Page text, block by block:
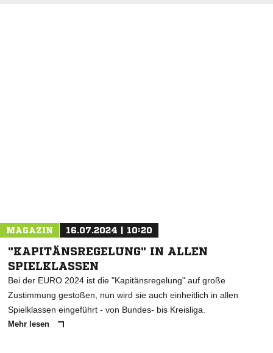
MAGAZIN 16.07.2024 | 10:20
"KAPITÄNSREGELUNG" IN ALLEN
SPIELKLASSEN
Bei der EURO 2024 ist die "Kapitänsregelung" auf große
Zustimmung gestoßen, nun wird sie auch einheitlich in allen
Spielklassen eingeführt - von Bundes- bis Kreisliga.
Mehr lesen